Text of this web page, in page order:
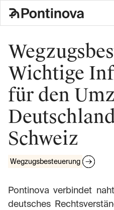
Wichtige
für den
Schweiz
Wegzugsbesteuerung
Pontinova verbindet
deutsches